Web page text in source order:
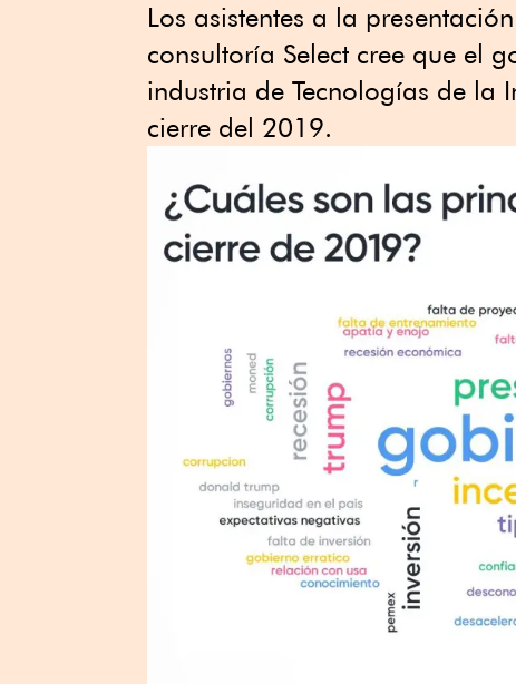
Los asistentes a la
consultoría Select cree que el
industria de Tecnologías de la
cierre del 2019.